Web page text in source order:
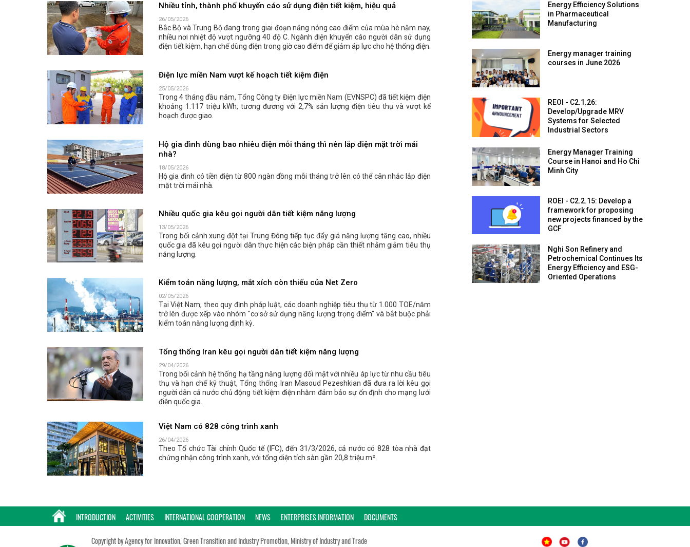
Nhiều tỉnh, thành phố khuyến cáo sử dụng điện tiết kiệm, hiệu quả
26/05/2026
Bắc Bộ và Trung Bộ đang trong giai đoạn nắng nóng cao điểm của mùa hè năm nay,
nhiều nơi nhiệt độ vượt ngưỡng 40 độ C. Ngành điện khuyến cáo người dân sử dụng
điện tiết kiệm, hạn chế dùng điện trong giờ cao điểm để giảm áp lực cho hệ thống điện.
Điện lực miền Nam vượt kế hoạch tiết kiệm điện
25/05/2026
Trong 4 tháng đầu năm, Tổng Công ty Điện lực miền Nam (EVNSPC) đã tiết kiệm điện
khoảng 1.117 triệu kWh, tương đương với 2,7% sản lượng điện tiêu thụ và vượt kế
hoạch được giao.
Hộ gia đình dùng bao nhiêu điện mỗi tháng thì nên lắp điện mặt trời mái
nhà?
18/05/2026
Hộ gia đình có tiền điện từ 800 ngàn đồng mỗi tháng trở lên có thể cân nhắc lắp điện
mặt trời mái nhà.
Nhiều quốc gia kêu gọi người dân tiết kiệm năng lượng
13/05/2026
Trong bối cảnh xung đột tại Trung Đông tiếp tục đẩy giá năng lượng tăng cao, nhiều
quốc gia đã kêu gọi người dân thực hiện các biện pháp cần thiết nhằm giảm tiêu thụ
năng lượng.
Kiểm toán năng lượng, mắt xích còn thiếu của Net Zero
02/05/2026
Tại Việt Nam, theo quy định pháp luật, các doanh nghiệp tiêu thụ từ 1.000 TOE/năm
trở lên được xếp vào nhóm "cơ sở sử dụng năng lượng trọng điểm" và bắt buộc phải
kiểm toán năng lượng định kỳ.
Tổng thống Iran kêu gọi người dân tiết kiệm năng lượng
29/04/2026
Trong bối cảnh hệ thống hạ tầng năng lượng đối mặt với nhiều áp lực từ nhu cầu tiêu
thụ và hạn chế kỹ thuật, Tổng thống Iran Masoud Pezeshkian đã đưa ra lời kêu gọi
người dân cả nước chủ động tiết kiệm điện nhằm đảm bảo sự ổn định cho mạng lưới
điện quốc gia.
Việt Nam có 828 công trình xanh
26/04/2026
Theo Tổ chức Tài chính Quốc tế (IFC), đến 31/3/2026, cả nước có 828 tòa nhà đạt
chứng nhận công trình xanh, với tổng diện tích sàn gần 20,8 triệu m².
Energy Efficiency Solutions
in Pharmaceutical
Manufacturing
Energy manager training
courses in June 2026
REOI - C2.1.26:
Develop/Upgrade MRV
Systems for Selected
Industrial Sectors
Energy Manager Training
Course in Hanoi and Ho Chi
Minh City
ROEI - C2.2.15: Develop a
framework for proposing
new projects financed by the
GCF
Nghi Son Refinery and
Petrochemical Continues Its
Energy Efficiency and ESG-
Oriented Operations
INTRODUCTION ACTIVITIES INTERNATIONAL COOPERATION NEWS ENTERPRISES INFORMATION DOCUMENTS
Copyright by Agency for Innovation, Green Transition and Industry Promotion, Ministry of Industry and Trade